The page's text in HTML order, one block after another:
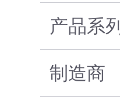
产品系列
制造商